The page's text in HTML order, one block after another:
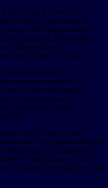
2017 году и с тех пор
и число участников. В
392 456 человек из
Беларуси, Монголии,
Кыргызстана,
Сирии и Китая.
экономического
включены вопросы,
по итогам конкурса
экономического
проводится среди
в 2021 году для еще
тогда организаторы
школьников и студентов из
зарубежья; в этом
в первые дни конкурса, уже